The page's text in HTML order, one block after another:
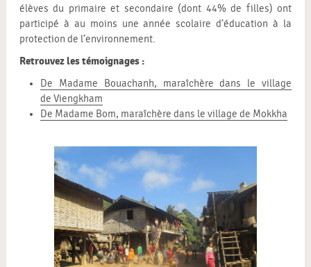
élèves du primaire et secondaire (dont 44% de filles) ont
participé à au moins une année scolaire d’éducation à la
protection de l’environnement.
Retrouvez les témoignages :
De Madame Bouachanh, maraîchère dans le village
de Viengkham
De Madame Bom, maraîchère dans le village de Mokkha